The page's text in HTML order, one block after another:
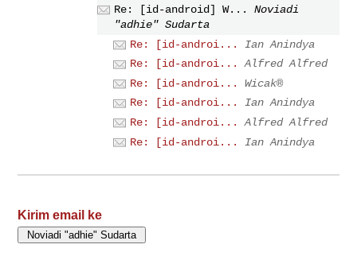
Re: [id-android] W...
Noviadi
"adhie" Sudarta
Re: [id-androi...
Ian Anindya
Re: [id-androi...
Alfred Alfred
Re: [id-androi...
Wicak®
Re: [id-androi...
Ian Anindya
Re: [id-androi...
Alfred Alfred
Re: [id-androi...
Ian Anindya
Kirim email ke